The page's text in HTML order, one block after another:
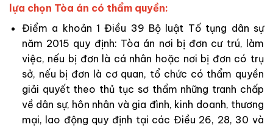
lựa chọn Tòa án có thẩm quyền:
Điểm a khoản 1 Điều 39 Bộ luật Tố tụng dân sự
năm 2015 quy định: Tòa án nơi bị đơn cư trú, làm
việc, nếu bị đơn là cá nhân hoặc nơi bị đơn có trụ
sở, nếu bị đơn là cơ quan, tổ chức có thẩm quyền
giải quyết theo thủ tục sơ thẩm những tranh chấp
về dân sự, hôn nhân và gia đình, kinh doanh, thương
mại, lao động quy định tại các Điều 26, 28, 30 và